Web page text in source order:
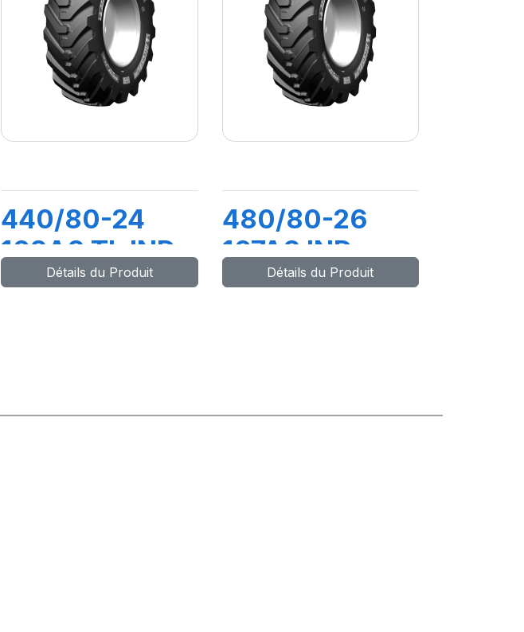
440/80-24
168A8 TL IND
POWER CL
Détails du Produit
480/80-26
167A8 IND
POWER CL
Détails du Produit